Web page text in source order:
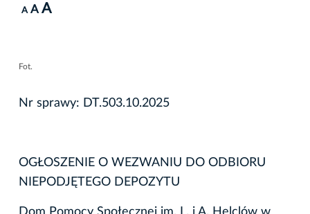
A A A
Fot.
Nr sprawy: DT.503.10.2025
OGŁOSZENIE O WEZWANIU DO ODBIORU
NIEPODJĘTEGO DEPOZYTU